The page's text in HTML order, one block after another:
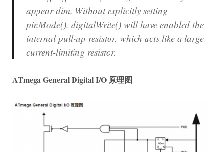
appear dim. Without explicitly setting
pinMode(), digitalWrite() will have enabled the
internal pull-up resistor, which acts like a large
current-limiting resistor.
ATmega General Digital I/O 原理图